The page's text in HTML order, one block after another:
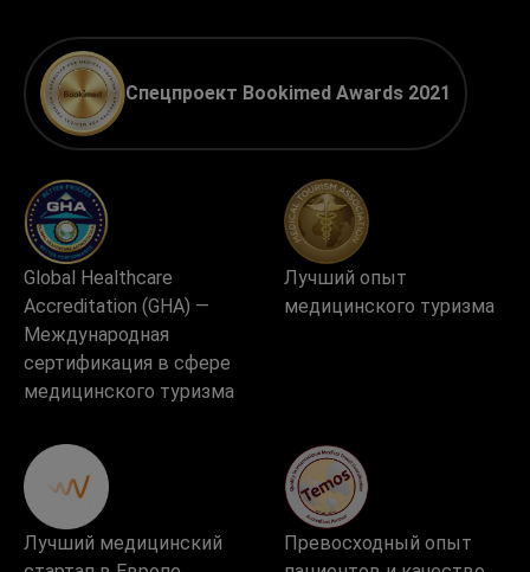
Спецпроект Bookimed Awards 2021
Global Healthcare
Accreditation (GHA) —
Международная
сертификация в сфере
медицинского туризма
Лучший опыт
медицинского туризма
Лучший медицинский
Превосходный опыт